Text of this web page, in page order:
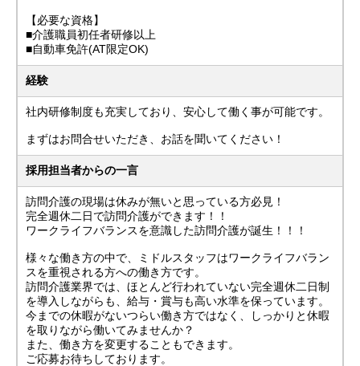
【必要な資格】
■介護職員初任者研修以上
■自動車免許(AT限定OK)
経験
社内研修制度も充実しており、安心して働く事が可能です。
まずはお問合せいただき、お話を聞いてください！
採用担当者からの一言
訪問介護の現場は休みが無いと思っている方必見！
完全週休二日で訪問介護ができます！！
ワークライフバランスを意識した訪問介護が誕生！！！
様々な働き方の中で、ミドルスタッフはワークライフバラン
スを重視される方への働き方です。
訪問介護業界では、ほとんど行われていない完全週休二日制
を導入しながらも、給与・賞与も高い水準を保っています。
今までの休暇がないつらい働き方ではなく、しっかりと休暇
を取りながら働いてみませんか？
また、働き方を変更することもできます。
ご応募お待ちしております。